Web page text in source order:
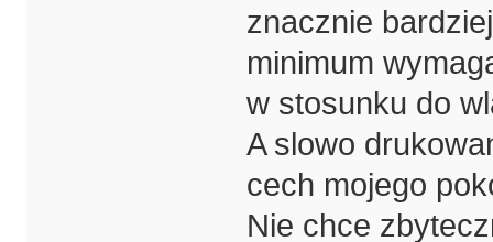
znacznie
minimum
w stosunku do
A slowo
cech mojego
Nie chce